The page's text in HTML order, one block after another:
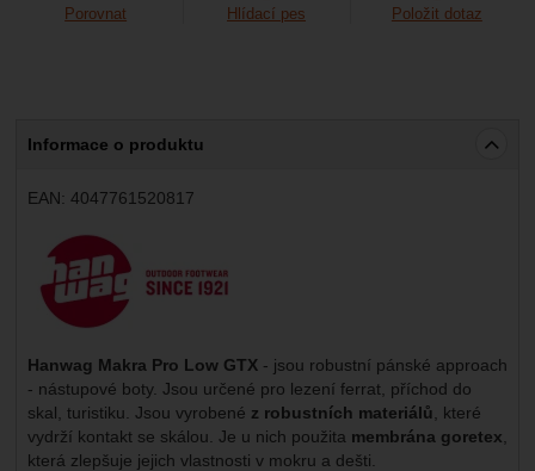
Porovnat Hlídací pes Položit dotaz
Informace o produktu
EAN: 4047761520817
Výrobce:
Hanwag Makra Pro Low GTX - jsou robustní pánské approach
- nástupové boty. Jsou určené pro lezení ferrat, příchod do
skal, turistiku. Jsou vyrobené z robustních materiálů , které
vydrží kontakt se skálou. Je u nich použita membrána goretex
která zlepšuje jejich vlastnosti v mokru a dešti.